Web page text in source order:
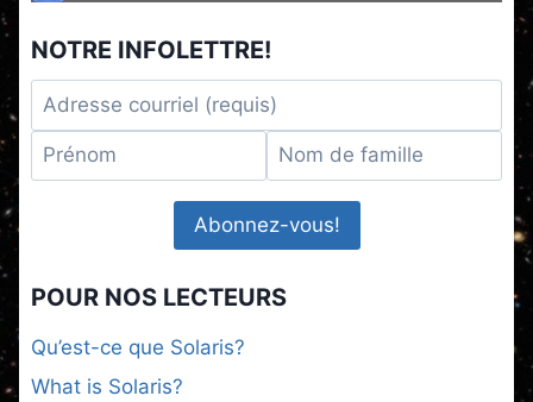
NOTRE INFOLETTRE!
POUR NOS LECTEURS
Qu’est-ce que Solaris?
What is Solaris?